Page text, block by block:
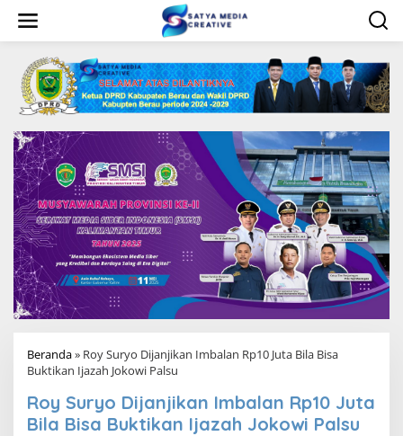
w
Beranda» Roy Suryo Dijanjikan Imbalan Rp10 Juta Bila Bisa
Buktikan Ijazah Jokowi Palsu
Roy Suryo Dijanjikan Imbalan Rp10 Juta
Bila Bisa Buktikan Ijazah Jokowi Palsu